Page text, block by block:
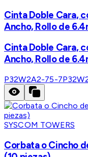
Cinta Doble Cara,
Ancho, Rollo de
Cinta Doble Cara,
Ancho, Rollo de
P32W2A2-75-7
SYSCOM TOWERS
Corbata o Cincho